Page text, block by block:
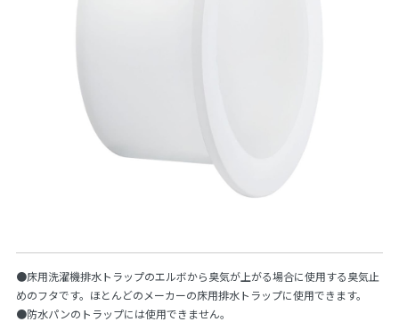
●床用洗濯機排水トラップのエルボから臭気が上がる場合に使用する臭気止
めのフタです。ほとんどのメーカーの床用排水トラップに使用できます。
●防水パンのトラップには使用できません。